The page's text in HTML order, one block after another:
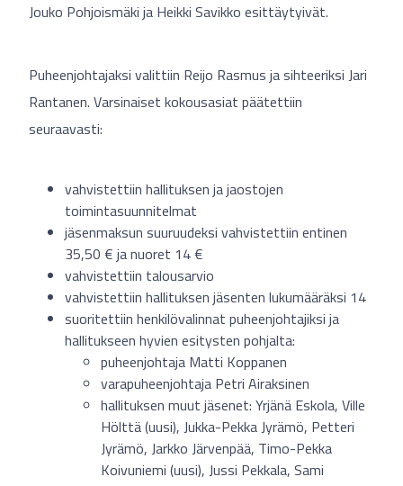
Jouko Pohjoismäki ja Heikki Savikko esittäytyivät.
Puheenjohtajaksi valittiin Reijo Rasmus ja sihteeriksi Jari
Rantanen. Varsinaiset kokousasiat päätettiin
seuraavasti:
vahvistettiin hallituksen ja jaostojen
toimintasuunnitelmat
jäsenmaksun suuruudeksi vahvistettiin entinen
35,50 € ja nuoret 14 €
vahvistettiin talousarvio
vahvistettiin hallituksen jäsenten lukumääräksi 14
suoritettiin henkilövalinnat puheenjohtajiksi ja
hallitukseen hyvien esitysten pohjalta:
puheenjohtaja Matti Koppanen
varapuheenjohtaja Petri Airaksinen
hallituksen muut jäsenet: Yrjänä Eskola, Ville
Hölttä (uusi), Jukka-Pekka Jyrämö, Petteri
Jyrämö, Jarkko Järvenpää, Timo-Pekka
Koivuniemi (uusi), Jussi Pekkala, Sami